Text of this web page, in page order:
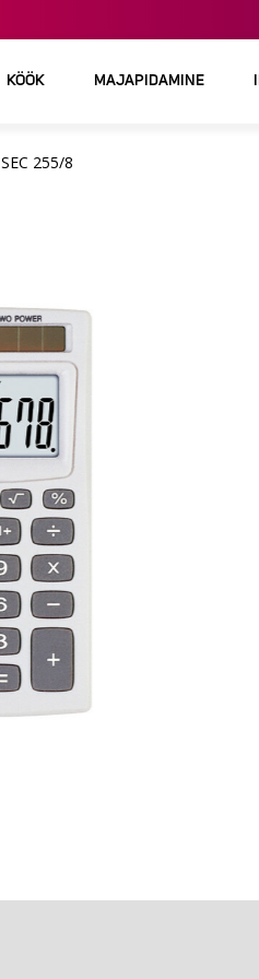
KÖÖK MAJAPIDAMINE
SEC 255/8